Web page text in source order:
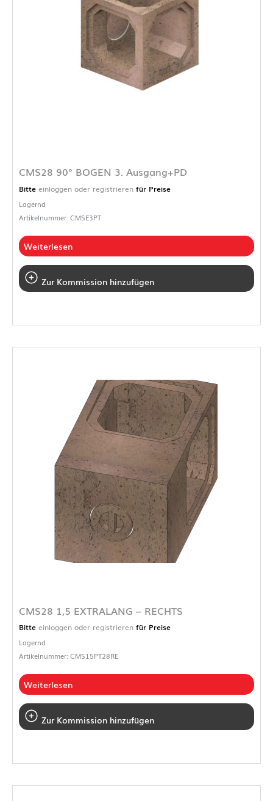
CMS28 90° BOGEN 3. Ausgang+PD
Bitte einloggen oder registrieren für Preise
Lagernd
Artikelnummer: CMSE3PT
Weiterlesen
Zur Kommission hinzufügen
CMS28 1,5 EXTRALANG – RECHTS
Bitte einloggen oder registrieren für Preise
Lagernd
Artikelnummer: CMS15PT28RE
Weiterlesen
Zur Kommission hinzufügen